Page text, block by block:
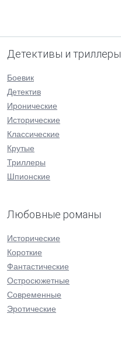
Детективы и триллеры
Боевик
Детектив
Иронические
Исторические
Классические
Крутые
Триллеры
Шпионские
Любовные романы
Исторические
Короткие
Фантастические
Остросюжетные
Современные
Эротические